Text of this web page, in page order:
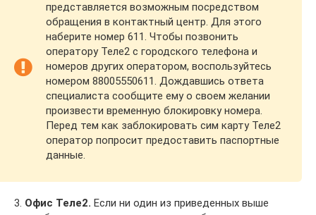
представляется возможным посредством
обращения в контактный центр. Для этого
наберите номер 611. Чтобы позвонить
оператору Теле2 с городского телефона и
номеров других оператором, воспользуйтесь
номером 88005550611. Дождавшись ответа
специалиста сообщите ему о своем желании
произвести временную блокировку номера.
Перед тем как заблокировать сим карту Теле2
оператор попросит предоставить паспортные
данные.
3. Офис Теле2. Если ни один из приведенных выше